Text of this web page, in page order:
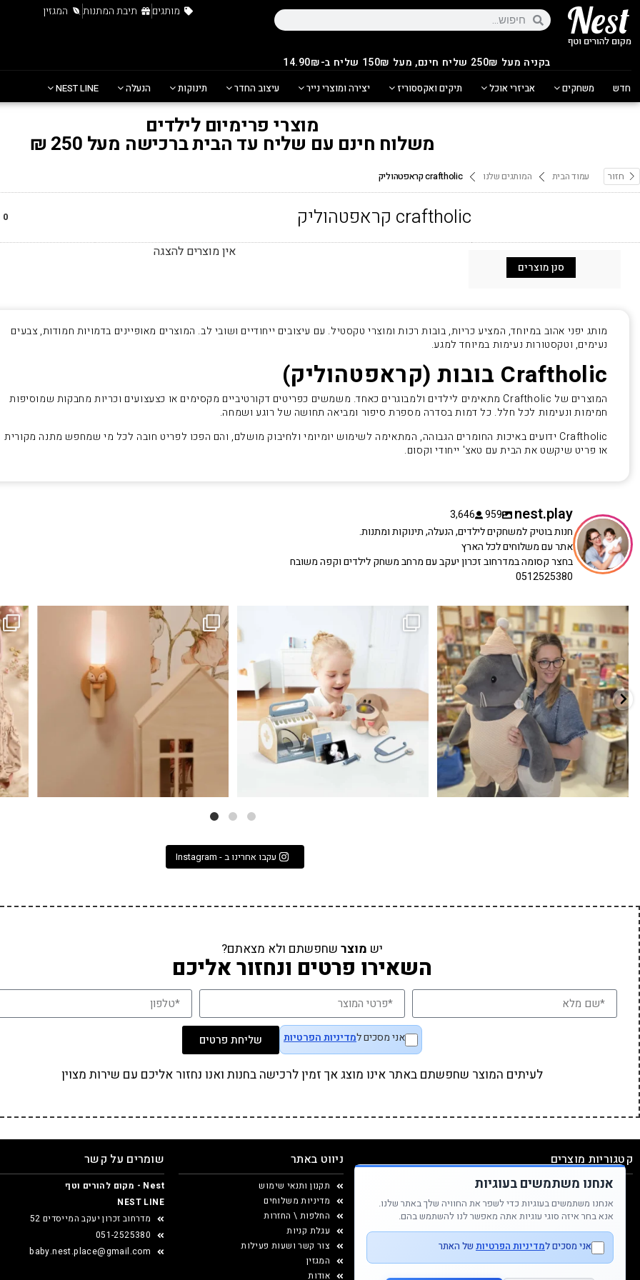
בקניה מעל 250 ₪ שליח חינם, מעל 150₪ שליח ב-14.90₪
מותגים תיבת המתנות המגזין
חדש משחקים אביזרי אוכל תיקים ואקססוריז יצירה ומוצרי נייר עיצוב החדר תינוקות הנעלה NEST LINE
מוצרי פרימיום לילדים
משלוח חינם עם שליח עד הבית ברכישה מעל 250 ₪
חזור עמוד הבית המותגים שלנו craftholic קראפטהוליק
craftholic קראפטהוליק 0
סנן מוצרים
אין מוצרים להצגה
מותג יפני אהוב במיוחד, המציע כריות, בובות רכות ומוצרי טקסטיל. עם עיצובים ייחודיים ושובי לב. המוצרים מאופיינים בדמויות חמודות, צבעים
נעימים, וטקסטורות נעימות במיוחד למגע.
Craftholic בובות (קראפטהוליק)
המוצרים של Craftholic מתאימים לילדים ולמבוגרים כאחד. משמשים כפריטים דקורטיביים מקסימים או כצעצועים וכריות מחבקות שמוסיפות
חמימות ונעימות לכל חלל. כל דמות בסדרה מספרת סיפור ומביאה תחושה של רוגע ושמחה.
Craftholic ידועים באיכות החומרים הגבוהה, המתאימה לשימוש יומיומי ולחיבוק מושלם, והם הפכו לפריט חובה לכל מי שמחפש מתנה מקורית
או פריט שיקשט את הבית עם טאצ' ייחודי וקסום.
nest.play
959
3,646
חנות בוטיק למשחקים לילדים, הנעלה, תינוקות ומתנות.
אתר עם משלוחים לכל הארץ
בחצר קסומה במדרחוב זכרון יעקב עם מרחב משחק לילדים וקפה משובח
0512525380
גם פריט עיצובי לחדר, גם מנורת לילה מרגיעה, וגם...
0
7 0
כשפתחתי את החנות חלמתי ליצור מקום שהייתי
שמחה
39 16
עקבו אחרינו ב - Instagram
יש מוצר שחפשתם ולא מצאתם?
השאירו פרטים ונחזור אליכם
אני מסכים למדיניות הפרטיות שליחת פרטים
לעיתים המוצר שחפשתם באתר אינו מוצג אך זמין לרכישה בחנות ואנו נחזור אליכם עם שירות מצוין
קטגוריות מוצרים
משחקים
אביזרי אוכל
תיקים ואקססוריז
יצירה ומוצרי נייר
עיצוב החדר
רפואה משלימה
הנעלה
ניווט באתר
תקנון ותנאי שימוש
מדיניות משלוחים
החלפות \ החזרות
עגלת קניות
צור קשר ושעות פעילות
המגזין
אודות
שומרים על קשר
Nest - מקום להורים וטף
NEST LINE
מדרחוב זכרון יעקב המייסדים 52
051-2525380
baby.nest.place@gmail.com
אנחנו משתמשים בעוגיות
אנחנו משתמשים בעוגיות כדי לשפר את החוויה שלך באתר שלנו.
אנא בחר איזה סוגי עוגיות אתה מאפשר לנו להשתמש בהם.
אני מסכים למדיניות הפרטיות של האתר